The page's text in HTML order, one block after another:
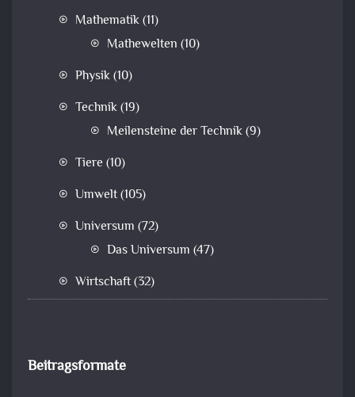
Mathematik(11)
Mathewelten (10)
Physik(10)
Technik(19)
Meilensteine der Technik(9)
Tiere (10)
Umwelt(105)
Universum (72)
Das Universum (47)
Wirtschaft(32)
Beitragsformate